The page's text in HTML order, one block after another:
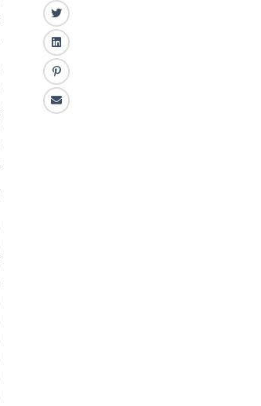
ا
ي
س
ب
و
ك
ت
و
ي
ت
ر
ل
ي
ن
ك
ـ
ب
ن
تا